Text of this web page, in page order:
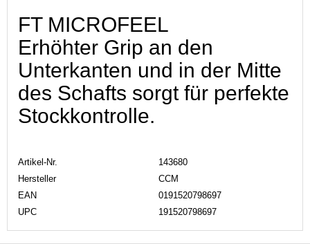
FT MICROFEEL
Erhöhter Grip an den
Unterkanten und in der Mitte
des Schafts sorgt für perfekte
Stockkontrolle.
Artikel-Nr.
143680
Hersteller
CCM
EAN
0191520798697
UPC
191520798697